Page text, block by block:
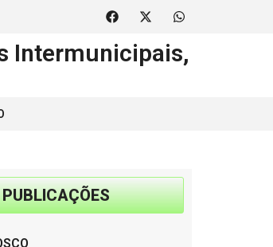
Intermunicipais,
PUBLICAÇÕES